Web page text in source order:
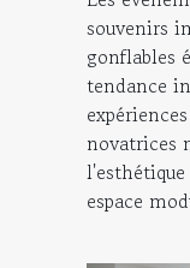
souvenirs
gonflables
tendance
novatrices
espace